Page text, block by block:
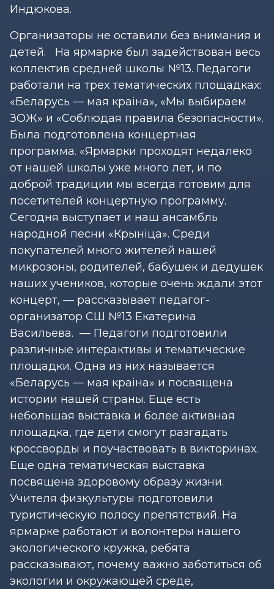
Индюкова.
Организаторы не оставили без внимания и
детей. На ярмарке был задействован весь
коллектив средней школы №13. Педагоги
работали на трех тематических площадках:
«Беларусь — мая краiна», «Мы выбираем
ЗОЖ» и «Соблюдая правила безопасности».
Была подготовлена концертная
программа. «Ярмарки проходят недалеко
от нашей школы уже много лет, и по
доброй традиции мы всегда готовим для
посетителей концертную программу.
Сегодня выступает и наш ансамбль
народной песни «Крынiца». Среди
покупателей много жителей нашей
микрозоны, родителей, бабушек и дедушек
наших учеников, которые очень ждали этот
концерт, — рассказывает педагог-
организатор СШ №13 Екатерина
Васильева. — Педагоги подготовили
различные интерактивы и тематические
площадки. Одна из них называется
«Беларусь — мая краiна» и посвящена
истории нашей страны. Еще есть
небольшая выставка и более активная
площадка, где дети смогут разгадать
кроссворды и поучаствовать в викторинах.
Еще одна тематическая выставка
посвящена здоровому образу жизни.
Учителя физкультуры подготовили
туристическую полосу препятствий. На
ярмарке работают и волонтеры нашего
экологического кружка, ребята
рассказывают, почему важно заботиться об
экологии и окружающей среде,